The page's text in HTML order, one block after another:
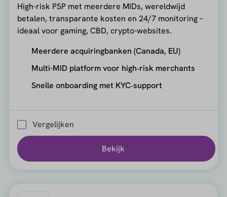
High-risk PSP met meerdere MIDs, wereldwijd
betalen, transparante kosten en 24/7 monitoring –
ideaal voor gaming, CBD, crypto-websites.
Meerdere acquiringbanken (Canada, EU)
Multi-MID platform voor high‑risk merchants
Snelle onboarding met KYC‑support
Vergelijken
Bekijk